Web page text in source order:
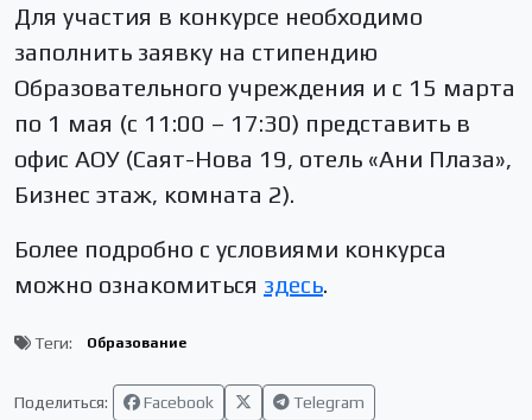
Для участия в конкурсе необходимо
заполнить заявку на стипендию
Образовательного учреждения и с 15 марта
по 1 мая (с 11:00 – 17:30) представить в
офис АОУ (Саят-Нова 19, отель «Ани Плаза»,
Бизнес этаж, комната 2).
Более подробно с условиями конкурса
можно ознакомиться здесь.
Теги: Образование
Поделиться: Facebook
Telegram